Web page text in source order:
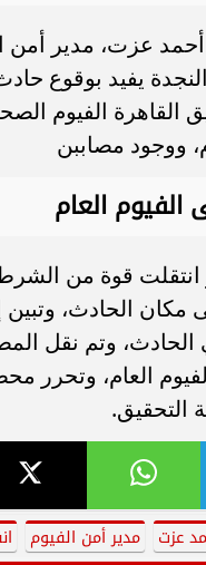
أحمد عزت، مدير أمن
يفيد بوقوع
القاهرة الفيوم
ووجود مصاببن
العام
انتقلت قوة من
وتم نقل
العام، وتحرر
التحقيق.
عزت مدير أمن الفيوم